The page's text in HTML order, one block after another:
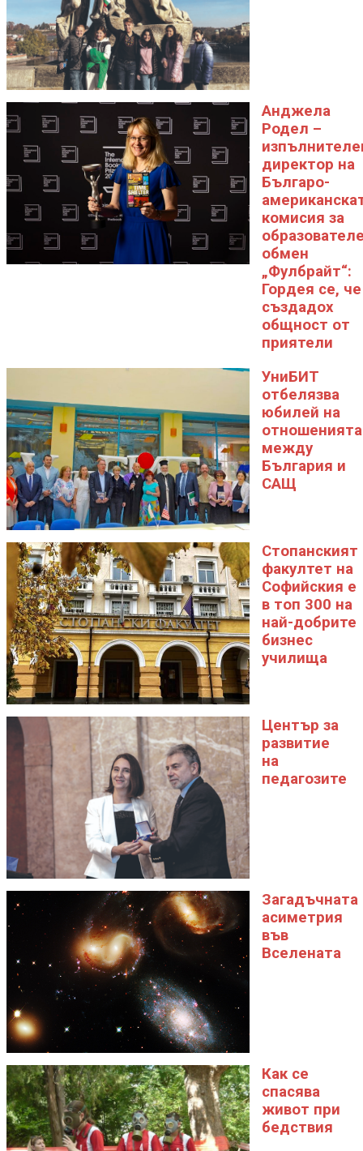
Анджела
Родел –
директор на
Българо-
комисия за
обмен
„Фулбрайт“:
Гордея се, че
създадох
общност от
приятели
УниБИТ
отбелязва
юбилей на
отношенията
между
България и
САЩ
Стопанският
факултет на
Софийския е
в топ 300 на
най-добрите
бизнес
училища
Център за
развитие
на
педагозите
Загадъчната
асиметрия
във
Вселената
Как се
спасява
живот при
бедствия